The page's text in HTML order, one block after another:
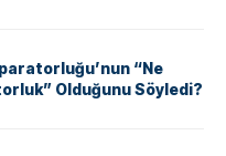
“Ne
Olduğunu Söyledi?